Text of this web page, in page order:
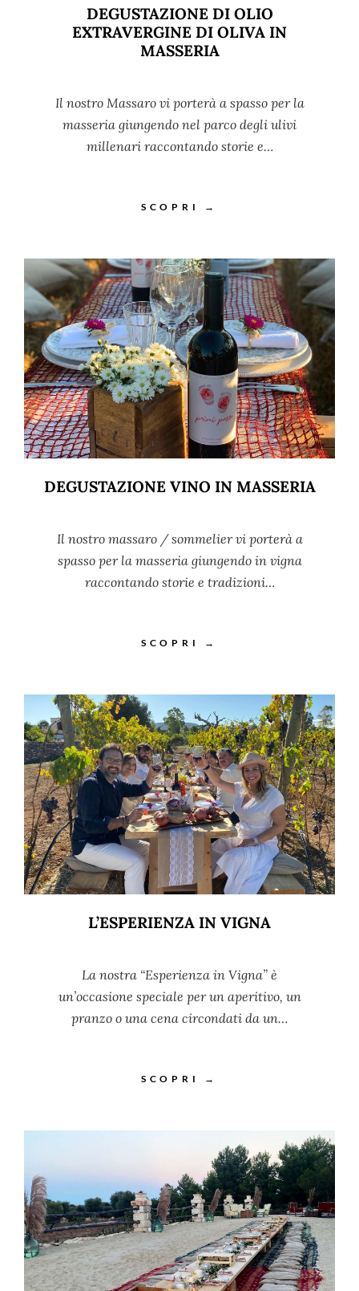
DEGUSTAZIONE DI OLIO
EXTRAVERGINE DI OLIVA IN
MASSERIA
Il nostro Massaro vi porterà a spasso per la
masseria giungendo nel parco degli ulivi
millenari raccontando storie e…
SCOPRI →
DEGUSTAZIONE VINO IN MASSERIA
Il nostro massaro / sommelier vi porterà a
spasso per la masseria giungendo in vigna
raccontando storie e tradizioni…
SCOPRI →
L’ESPERIENZA IN VIGNA
La nostra “Esperienza in Vigna” è
un’occasione speciale per un aperitivo, un
pranzo o una cena circondati da un…
SCOPRI →